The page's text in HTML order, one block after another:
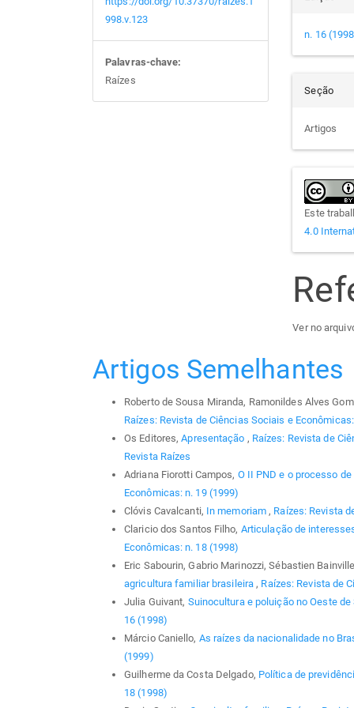
998.v.123
Palavras-chave:
Raízes
n. 16
Seção
Artigos
Este
4.0
Ver no
Artigos Semelhantes
Roberto de Sousa Miranda, Ramonildes Alves
Raízes: Revista de Ciências Sociais e
Os Editores,Apresentação , Raízes: Revista de
Revista Raízes
Adriana Fiorotti Campos, O II PND e o processo
Econômicas: n. 19 (1999)
Clóvis Cavalcanti, In memoriam, Raízes: Revista
Claricio dos Santos Filho, Articulação de
Econômicas: n. 18 (1998)
Eric Sabourin, Gabrio Marinozzi, Sébastien
agricultura familiar brasileira, Raízes: Revista de
Julia Guivant, Suinocultura e poluição no Oeste de
16 (1998)
Márcio Caniello, As raízes da nacionalidade no
(1999)
Guilherme da Costa Delgado, Política de
18 (1998)